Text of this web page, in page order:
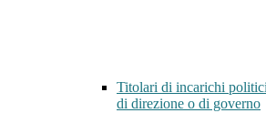
Titolari di incarichi
di direzione o di governo